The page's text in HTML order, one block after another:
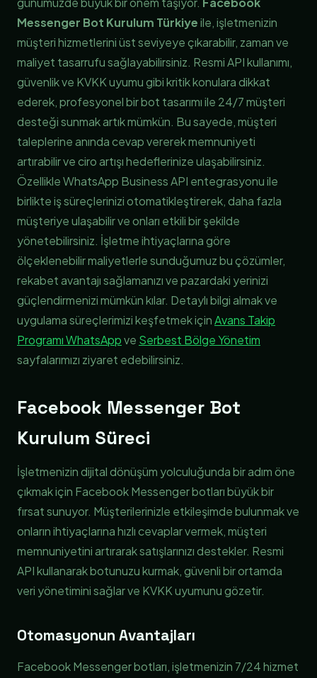
Messenger Bot Kurulum Türkiyeile, işletmenizin
müşteri hizmetlerini üst seviyeye çıkarabilir, zaman ve
maliyet tasarrufu sağlayabilirsiniz. Resmi API kullanımı,
güvenlik ve KVKK uyumu gibi kritik konulara dikkat
ederek, profesyonel bir bot tasarımı ile 24/7 müşteri
desteği sunmak artık mümkün. Bu sayede, müşteri
taleplerine anında cevap vererek memnuniyeti
artırabilir ve ciro artışı hedeflerinize ulaşabilirsiniz.
Özellikle WhatsApp Business API entegrasyonu ile
birlikte iş süreçlerinizi otomatikleştirerek, daha fazla
müşteriye ulaşabilir ve onları etkili bir şekilde
yönetebilirsiniz. İşletme ihtiyaçlarına göre
ölçeklenebilir maliyetlerle sunduğumuz bu çözümler,
rekabet avantajı sağlamanızı ve pazardaki yerinizi
güçlendirmenizi mümkün kılar. Detaylı bilgi almak ve
uygulama süreçlerimizi keşfetmek içinAvans Takip
Programı WhatsAppve Serbest Bölge Yönetim
sayfalarımızı ziyaret edebilirsiniz.
Facebook Messenger Bot
Kurulum Süreci
İşletmenizin dijital dönüşüm yolculuğunda bir adım öne
çıkmak için Facebook Messenger botları büyük bir
fırsat sunuyor. Müşterilerinizle etkileşimde bulunmak ve
onların ihtiyaçlarına hızlı cevaplar vermek, müşteri
memnuniyetini artırarak satışlarınızı destekler. Resmi
API kullanarak botunuzu kurmak, güvenli bir ortamda
veri yönetimini sağlar ve KVKK uyumunu gözetir.
Otomasyonun Avantajları
Facebook Messenger botları, işletmenizin 7/24 hizmet